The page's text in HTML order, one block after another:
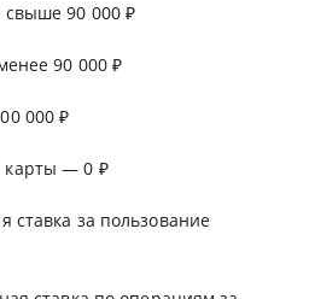
90 000 ₽
90 000 ₽
000 ₽
карты — 0 ₽
ставка за пользование